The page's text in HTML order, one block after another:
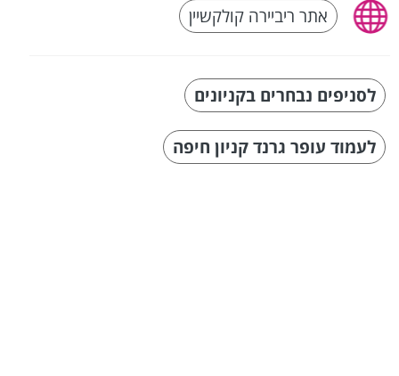
אתר ריביירה קולקשיין
לסניפים נבחרים בקניונים
לעמוד עופר גרנד קניון חיפה